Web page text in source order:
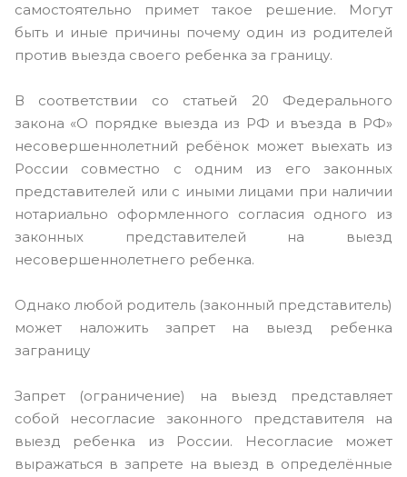
самостоятельно примет такое решение. Могут
быть и иные причины почему один из родителей
против выезда своего ребенка за границу.
В соответствии со статьей 20 Федерального
закона «О порядке выезда из РФ и въезда в РФ»
несовершеннолетний ребёнок может выехать из
России совместно с одним из его законных
представителей или с иными лицами при наличии
нотариально оформленного согласия одного из
законных представителей на выезд
несовершеннолетнего ребенка.
Однако любой родитель (законный представитель)
может наложить запрет на выезд ребенка
заграницу
Запрет (ограничение) на выезд представляет
собой несогласие законного представителя на
выезд ребенка из России. Несогласие может
выражаться в запрете на выезд в определённые